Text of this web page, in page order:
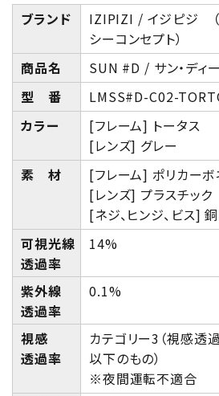
ブランド
IZIPIZI / イジピジ
シーコンセプト）
商品名
SUN #D / サン・ディー
型 番
LMSS#D-C02-
カラー
[フレーム] トータス
[レンズ] グレー
素 材
[フレーム] ポリカー
[レンズ] プラスチック
[ネジ、ヒンジ、ビス]
可視光線
透過率
14%
紫外線
透過率
0.1%
視感
透過率
カテゴリー3（視感透
以下のもの）
※夜間運転不適合